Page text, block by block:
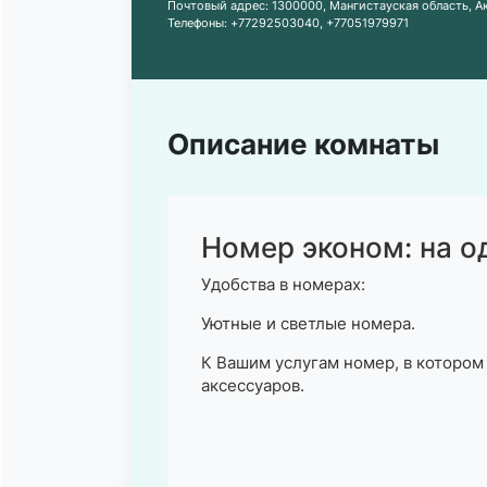
Почтовый адрес: 1300000, Мангистауская область,
Телефоны: +77292503040 +77051979971
Описание комнаты